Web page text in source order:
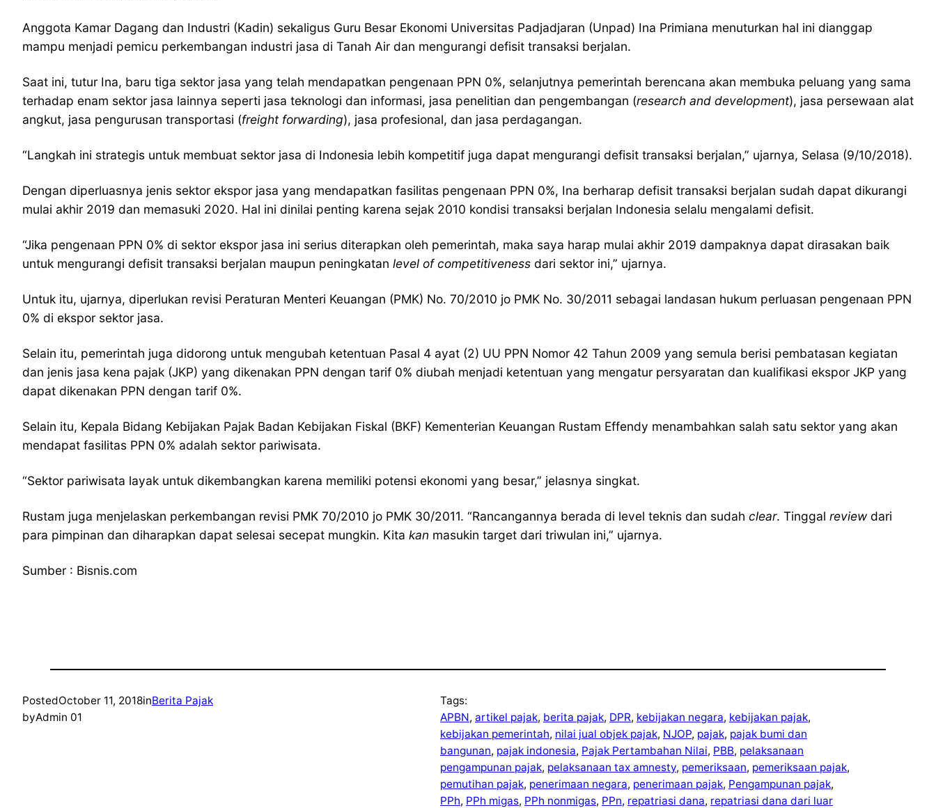
Anggota Kamar Dagang dan Industri (Kadin) sekaligus Guru Besar Ekonomi Universitas Padjadjaran (Unpad) Ina Primiana menuturkan hal ini dianggap
mampu menjadi pemicu perkembangan industri jasa di Tanah Air dan mengurangi defisit transaksi berjalan.
Saat ini, tutur Ina, baru tiga sektor jasa yang telah mendapatkan pengenaan PPN 0%, selanjutnya pemerintah berencana akan membuka peluang yang sama
terhadap enam sektor jasa lainnya seperti jasa teknologi dan informasi, jasa penelitian dan pengembangan (research and development), jasa persewaan alat
angkut, jasa pengurusan transportasi (freight forwarding), jasa profesional, dan jasa perdagangan.
“Langkah ini strategis untuk membuat sektor jasa di Indonesia lebih kompetitif juga dapat mengurangi defisit transaksi berjalan,” ujarnya, Selasa (9/10/2018).
Dengan diperluasnya jenis sektor ekspor jasa yang mendapatkan fasilitas pengenaan PPN 0%, Ina berharap defisit transaksi berjalan sudah dapat dikurangi
mulai akhir 2019 dan memasuki 2020. Hal ini dinilai penting karena sejak 2010 kondisi transaksi berjalan Indonesia selalu mengalami defisit.
“Jika pengenaan PPN 0% di sektor ekspor jasa ini serius diterapkan oleh pemerintah, maka saya harap mulai akhir 2019 dampaknya dapat dirasakan baik
untuk mengurangi defisit transaksi berjalan maupun peningkatan level of competitiveness dari sektor ini,” ujarnya.
Untuk itu, ujarnya, diperlukan revisi Peraturan Menteri Keuangan (PMK) No. 70/2010 jo PMK No. 30/2011 sebagai landasan hukum perluasan pengenaan PPN
0% di ekspor sektor jasa.
Selain itu, pemerintah juga didorong untuk mengubah ketentuan Pasal 4 ayat (2) UU PPN Nomor 42 Tahun 2009 yang semula berisi pembatasan kegiatan
dan jenis jasa kena pajak (JKP) yang dikenakan PPN dengan tarif 0% diubah menjadi ketentuan yang mengatur persyaratan dan kualifikasi ekspor JKP yang
dapat dikenakan PPN dengan tarif 0%.
Selain itu, Kepala Bidang Kebijakan Pajak Badan Kebijakan Fiskal (BKF) Kementerian Keuangan Rustam Effendy menambahkan salah satu sektor yang akan
mendapat fasilitas PPN 0% adalah sektor pariwisata.
“Sektor pariwisata layak untuk dikembangkan karena memiliki potensi ekonomi yang besar,” jelasnya singkat.
Rustam juga menjelaskan perkembangan revisi PMK 70/2010 jo PMK 30/2011. “Rancangannya berada di level teknis dan sudah clear. Tinggal review dari
para pimpinan dan diharapkan dapat selesai secepat mungkin. Kita kan masukin target dari triwulan ini,” ujarnya.
Sumber : Bisnis.com
PostedOctober 11, 2018inBerita Pajak
byAdmin 01
Tags:
APBN, artikel pajak, berita pajak, DPR, kebijakan negara, kebijakan pajak
kebijakan pemerintah, nilai jual objek pajak, NJOP, pajak, pajak bumi dan
bangunan, pajak indonesia, Pajak Pertambahan Nilai, PBB, pelaksanaan
pengampunan pajak, pelaksanaan tax amnesty, pemeriksaan, pemeriksaan pajak
pemutihan pajak, penerimaan negara, penerimaan pajak, Pengampunan pajak
PPh, PPh migas, PPh nonmigas, PPn, repatriasi dana, repatriasi dana dari luar